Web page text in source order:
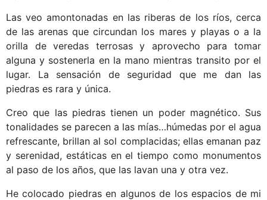
Las veo amontonadas en las riberas de los ríos, cerca
de las arenas que circundan los mares y playas o a la
orilla de veredas terrosas y aprovecho para tomar
alguna y sostenerla en la mano mientras transito por el
lugar. La sensación de seguridad que me dan las
piedras es rara y única.
Creo que las piedras tienen un poder magnético. Sus
tonalidades se parecen a las mías…húmedas por el agua
refrescante, brillan al sol complacidas; ellas emanan paz
y serenidad, estáticas en el tiempo como monumentos
al paso de los años, que las lavan una y otra vez.
He colocado piedras en algunos de los espacios de mi